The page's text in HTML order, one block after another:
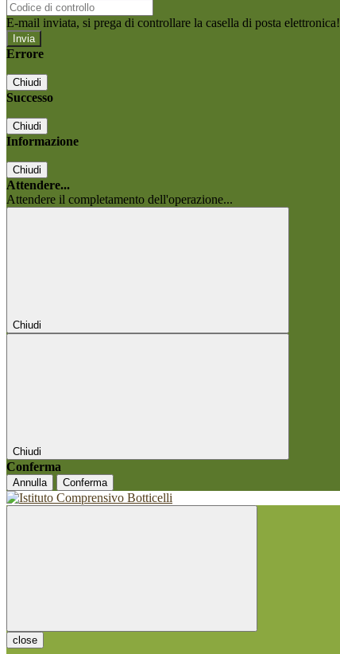
E-mail inviata, si prega di controllare la casella di posta elettronica!
Errore
Chiudi
Successo
Chiudi
Informazione
Chiudi
Attendere...
Attendere il completamento dell'operazione...
Chiudi
Chiudi
Conferma
Annulla Conferma
close